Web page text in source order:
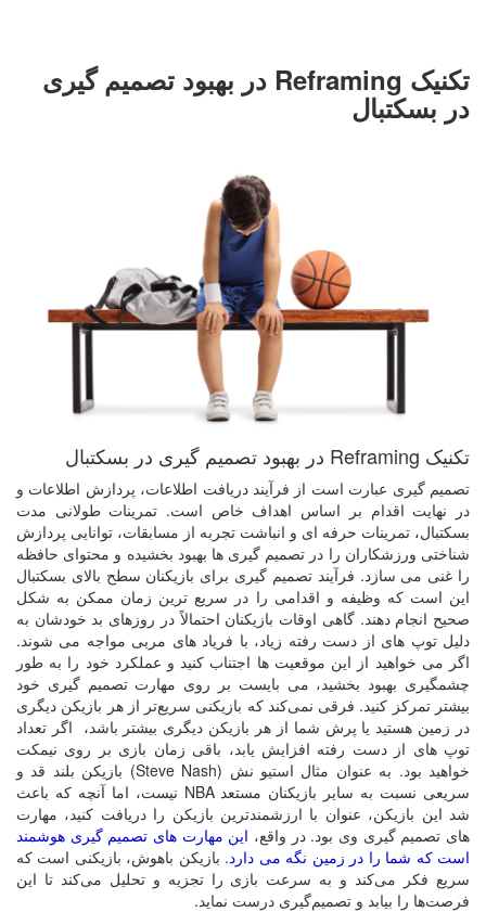
تکنیک Reframing در بهبود تصمیم گیری
در بسکتبال
تکنیک Reframing در بهبود تصمیم گیری در بسکتبال
تصمیم گیری عبارت است از فرآیند دریافت اطلاعات، پردازش اطلاعات و
در نهایت اقدام بر اساس اهداف خاص است. تمرینات طولانی مدت
بسکتبال، تمرینات حرفه ای و انباشت تجربه از مسابقات، توانایی پردازش
شناختی ورزشکاران را در تصمیم گیری ها بهبود بخشیده و محتوای حافظه
را غنی می سازد. فرآیند تصمیم گیری برای بازیکنان سطح بالای بسکتبال
این است که وظیفه و اقدامی را در سریع ترین زمان ممکن به شکل
صحیح انجام دهند. گاهی اوقات بازیکنان احتمالاً در روزهای بد خودشان به
دلیل توپ های از دست رفته زیاد، با فریاد های مربی مواجه می شوند.
اگر می خواهید از این موقعیت ها اجتناب کنید و عملکرد خود را به طور
چشمگیری بهبود بخشید، می بایست بر روی مهارت تصمیم گیری خود
بیشتر تمرکز کنید. فرقی نمی‌کند که بازیکنی سریع‌تر از هر بازیکن دیگری
در زمین هستید یا پرش شما از هر بازیکن دیگری بیشتر باشد، اگر تعداد
توپ های از دست رفته افزایش یابد، باقی زمان بازی بر روی نیمکت
خواهید بود. به عنوان مثال استیو نش (Steve Nash) بازیکن بلند قد و
سریعی نسبت به سایر بازیکنان مستعدNBA نیست، اما آنچه که باعث
شد این بازیکن، عنوان با ارزشمندترین بازیکن را دریافت کنید، مهارت
های تصمیم گیری وی بود. در واقع، این مهارت های تصمیم گیری هوشمند
است که شما را در زمین نگه می دارد. بازیکن باهوش، بازیکنی است که
سریع فکر می‌کند و به سرعت بازی را تجزیه و تحلیل می‌کند تا این
فرصت‌ها را بیابد و تصمیم‌گیری درست نماید.